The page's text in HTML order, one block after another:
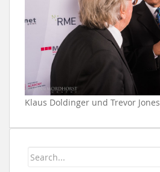
Klaus Doldinger und Trevor Jones